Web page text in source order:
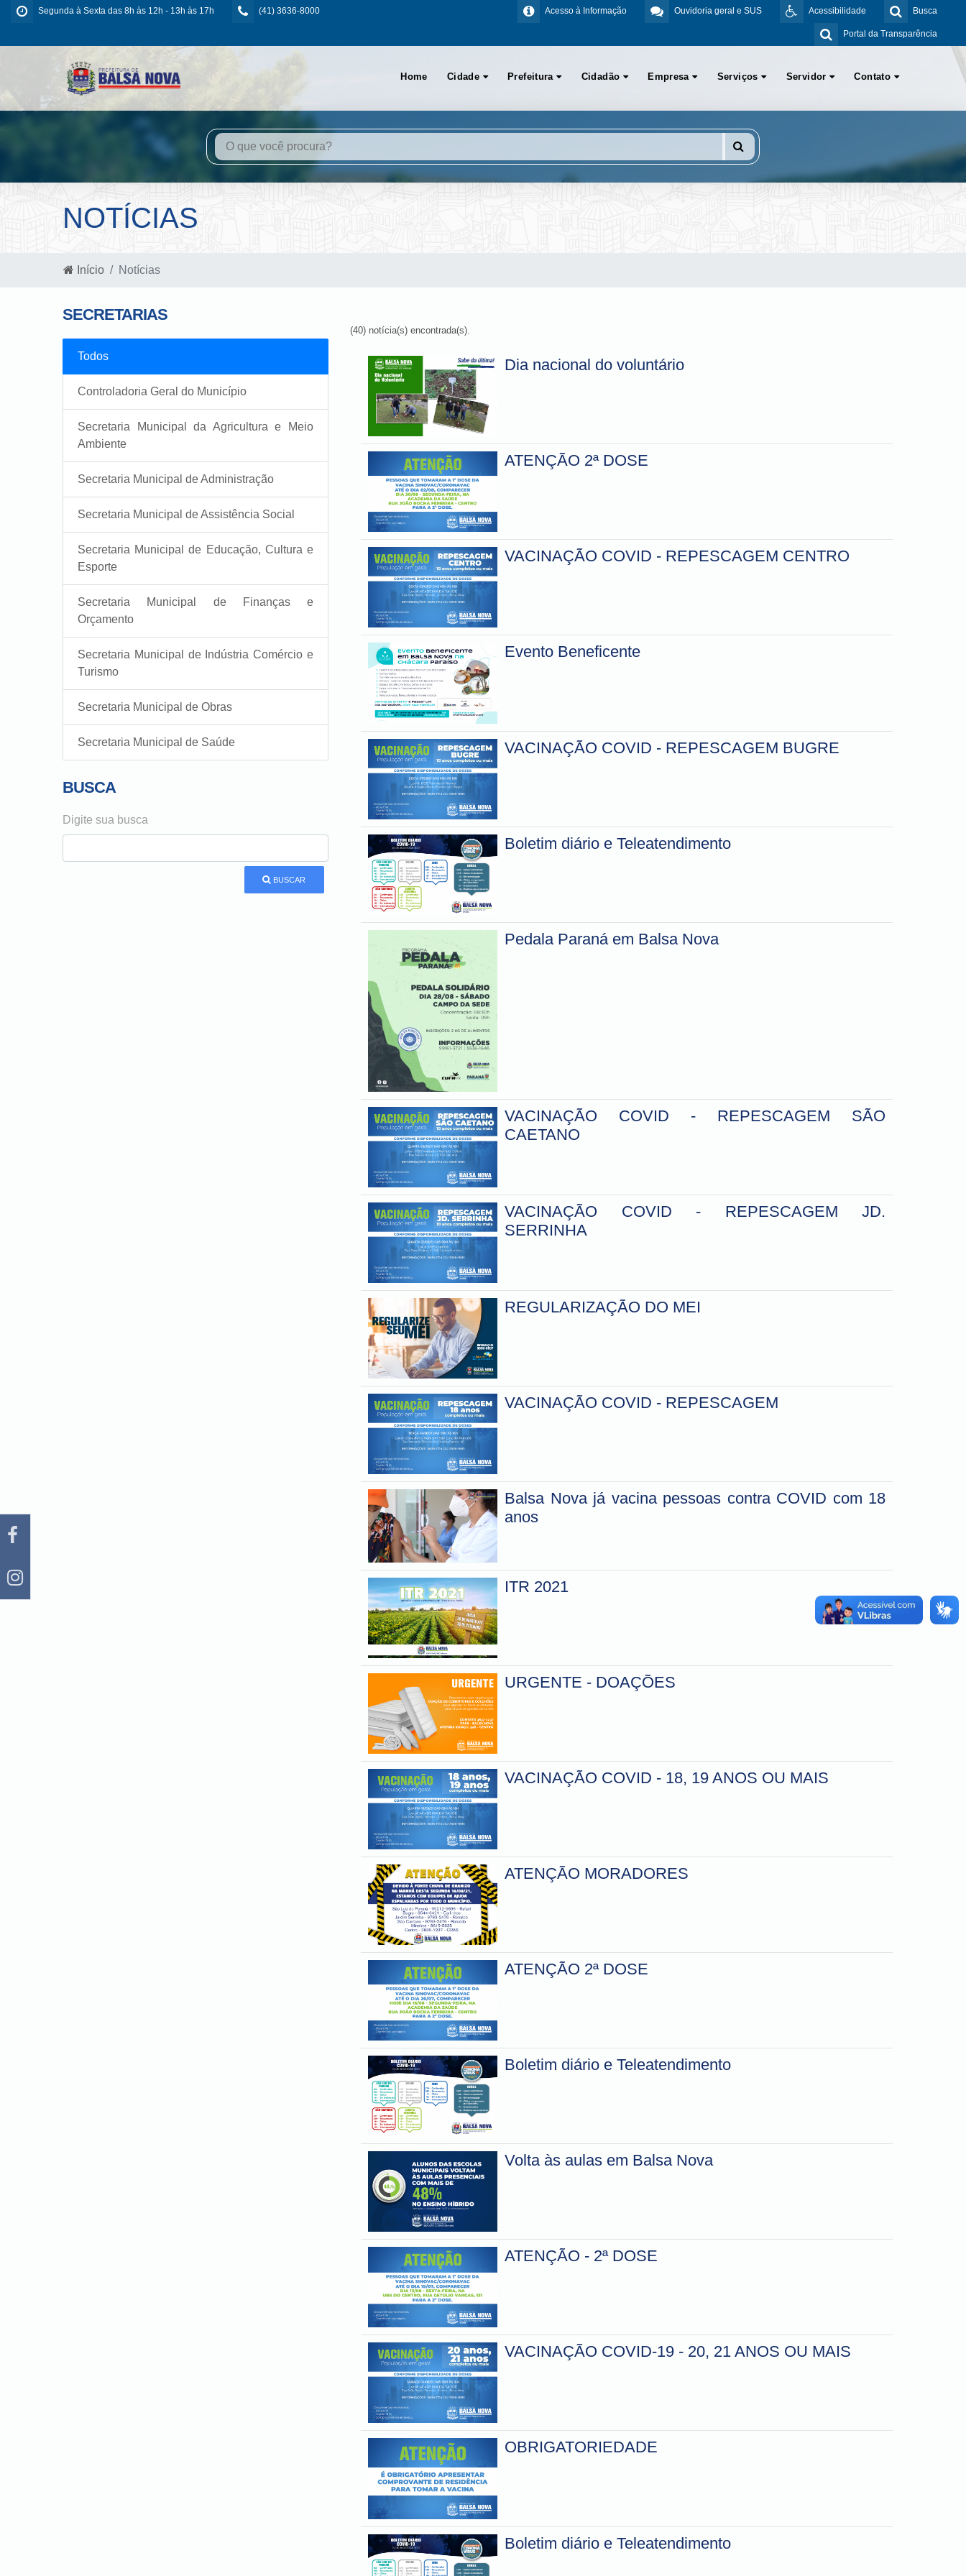
Segunda à Sexta das 8h às 12h - 13h às 17h (41) 3636-8000 Busca
Acessibilidade
Ouvidoria geral e SUS
Acesso à Informação
Portal da Transparência
Home Cidade Prefeitura Cidadão Empresa Serviços Servidor Contato
NOTÍCIAS
Início Notícias
SECRETARIAS
Todos
Controladoria Geral do Município
Secretaria Municipal da Agricultura e Meio
Ambiente
Secretaria Municipal de Administração
Secretaria Municipal de Assistência Social
Secretaria Municipal de Educação, Cultura e
Esporte
Secretaria Municipal de Finanças e
Orçamento
Secretaria Municipal de Indústria Comércio e
Turismo
Secretaria Municipal de Obras
Secretaria Municipal de Saúde
BUSCA
Digite sua busca
BUSCAR
(40) notícia(s) encontrada(s).
Dia nacional do voluntário
ATENÇÃO 2ª DOSE
VACINAÇÃO COVID - REPESCAGEM CENTRO
Evento Beneficente
VACINAÇÃO COVID - REPESCAGEM BUGRE
Boletim diário e Teleatendimento
Pedala Paraná em Balsa Nova
VACINAÇÃO COVID - REPESCAGEM SÃO
CAETANO
VACINAÇÃO COVID - REPESCAGEM JD.
SERRINHA
REGULARIZAÇÃO DO MEI
VACINAÇÃO COVID - REPESCAGEM
Balsa Nova já vacina pessoas contra COVID com 18
anos
ITR 2021
URGENTE - DOAÇÕES
VACINAÇÃO COVID - 18, 19 ANOS OU MAIS
ATENÇÃO MORADORES
ATENÇÃO 2ª DOSE
Boletim diário e Teleatendimento
Volta às aulas em Balsa Nova
ATENÇÃO - 2ª DOSE
VACINAÇÃO COVID-19 - 20, 21 ANOS OU MAIS
OBRIGATORIEDADE
Boletim diário e Teleatendimento